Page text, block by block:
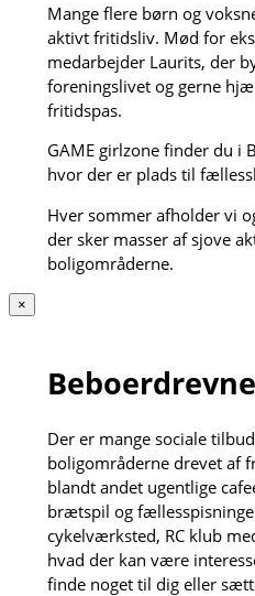
Mange flere børn og
aktivt fritidsliv. Mød for
medarbejder Laurits, der
foreningslivet og gerne
fritidspas.
GAME girlzone finder du i
hvor der er plads til
Hver sommer afholder vi
der sker masser af sjove
boligområderne.
×
Der er mange sociale
boligområderne drevet af
blandt andet ugentlige
brætspil og
cykelværksted, RC klub
hvad der kan være
finde noget til dig eller